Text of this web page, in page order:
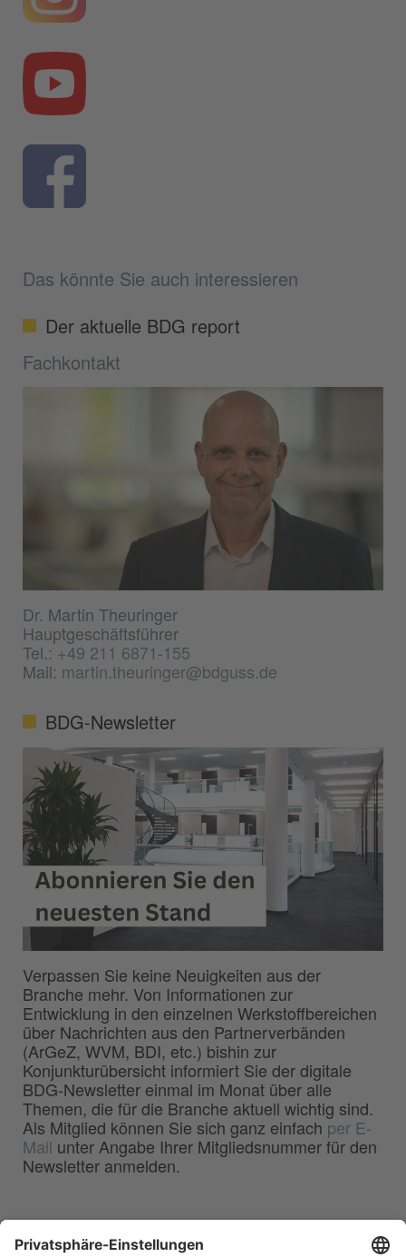
Das könnte Sie auch interessieren
Der aktuelle BDG report
Fachkontakt
Dr. Martin Theuringer
Hauptgeschäftsführer
Tel.:+49 211 6871-155
Mail: martin.theuringer@bdguss.de
BDG-Newsletter
Verpassen Sie keine Neuigkeiten aus der
Branche mehr. Von Informationen zur
Entwicklung in den einzelnen Werkstoffbereichen
über Nachrichten aus den Partnerverbänden
(ArGeZ, WVM, BDI, etc.) bishin zur
Konjunkturübersicht informiert Sie der digitale
BDG-Newsletter einmal im Monat über alle
Themen, die für die Branche aktuell wichtig sind.
Als Mitglied können Sie sich ganz einfach per E-
Mail unter Angabe Ihrer Mitgliedsnummer für den
Newsletter anmelden.